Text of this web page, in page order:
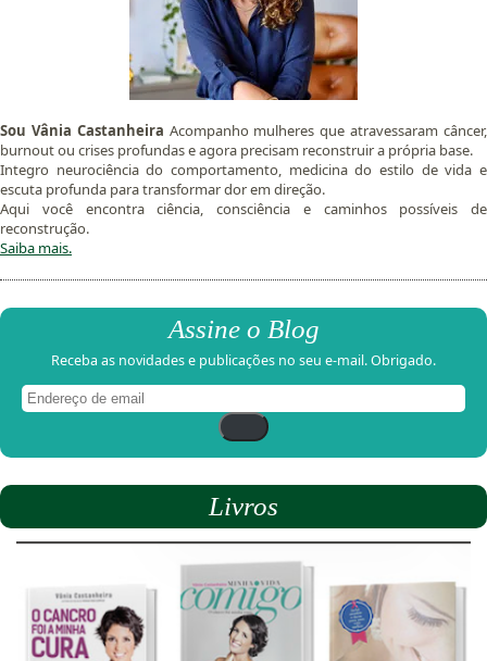
Sou Vânia Castanheira Acompanho mulheres que atravessaram câncer,
burnout ou crises profundas e agora precisam reconstruir a própria base.
Integro neurociência do comportamento, medicina do estilo de vida e
escuta profunda para transformar dor em direção.
Aqui você encontra ciência, consciência e caminhos possíveis de
reconstrução.
Saiba mais.
Assine o Blog
Receba as novidades e publicações no seu e-mail. Obrigado.
de
email
Livros